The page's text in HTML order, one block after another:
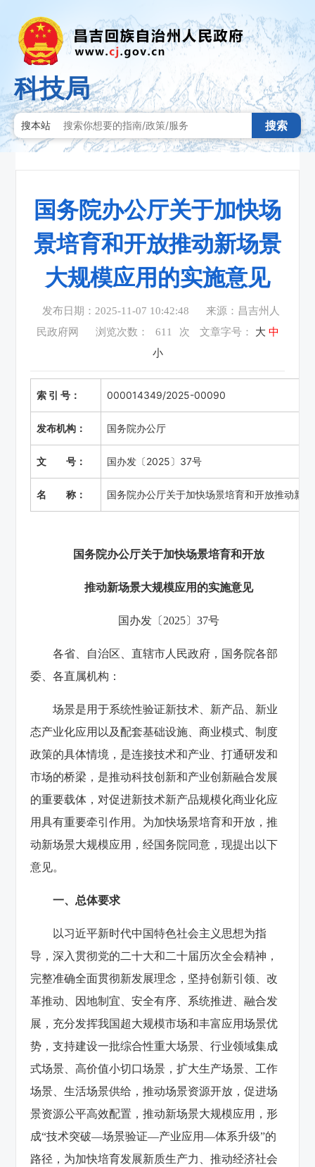
科技局
搜本站 搜索
国务院办公厅关于加快场
景培育和开放推动新场景
大规模应用的实施意见
发布日期：2025-11-07 10:42:48
来源：昌吉州人
民政府网
浏览次数： 611 次 文章字号： 大 中
小
索 引 号： 000014349/2025-00090
发布机构： 国务院办公厅
文 号： 国办发〔2025〕37号
名 称： 国务院办公厅关于加快场景培育和开放推动新
国务院办公厅关于加快场景培育和开放
推动新场景大规模应用的实施意见
国办发〔2025〕37号
各省、自治区、直辖市人民政府，国务院各部
委、各直属机构：
场景是用于系统性验证新技术、新产品、新业
态产业化应用以及配套基础设施、商业模式、制度
政策的具体情境，是连接技术和产业、打通研发和
市场的桥梁，是推动科技创新和产业创新融合发展
的重要载体，对促进新技术新产品规模化商业化应
用具有重要牵引作用。为加快场景培育和开放，推
动新场景大规模应用，经国务院同意，现提出以下
意见。
一、总体要求
以习近平新时代中国特色社会主义思想为指
导，深入贯彻党的二十大和二十届历次全会精神，
完整准确全面贯彻新发展理念，坚持创新引领、改
革推动、因地制宜、安全有序、系统推进、融合发
展，充分发挥我国超大规模市场和丰富应用场景优
势，支持建设一批综合性重大场景、行业领域集成
式场景、高价值小切口场景，扩大生产场景、工作
场景、生活场景供给，推动场景资源开放，促进场
景资源公平高效配置，推动新场景大规模应用，形
成“技术突破—场景验证—产业应用—体系升级”的
路径，为加快培育发展新质生产力、推动经济社会